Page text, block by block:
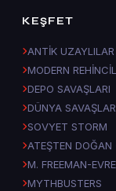
KEŞFET
ANTİK UZAYLILAR
MODERN
DEPO SAVAŞLARI
DÜNYA
SOVYET STORM
ATEŞTEN DOĞAN
M. FREEMAN-
MYTHBUSTERS